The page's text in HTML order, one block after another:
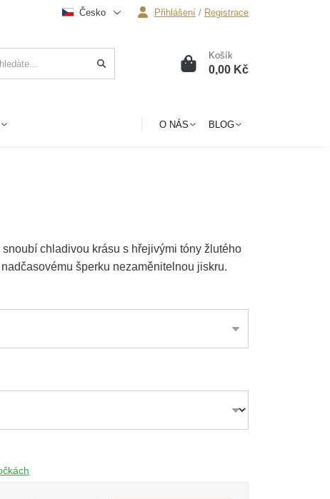
Česko Přihlášení / Registrace
0 Košík
0,00 Kč
O NÁS BLOG
snoubí chladivou krásu s hřejivými tóny žlutého
šperku nezaměnitelnou jiskru.